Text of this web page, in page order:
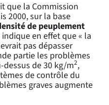
que la Commission
2000, sur la base
de peuplement
indique en effet que « la
pas dépasser
partie les problèmes
dessus de 30 kg/m2,
de contrôle du
graves augmente